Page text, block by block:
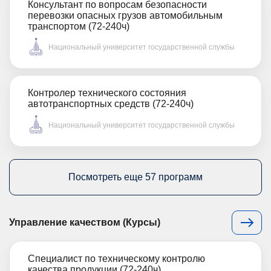
Консультант по вопросам безопасности
перевозки опасных грузов автомобильным
транспортом (72-240ч)
Национальный университет государственной службы
Контролер технического состояния
автотранспортных средств (72-240ч)
Национальный университет государственной службы
Посмотреть еще 57 программ
Управление качеством (Курсы)
Специалист по техническому контролю